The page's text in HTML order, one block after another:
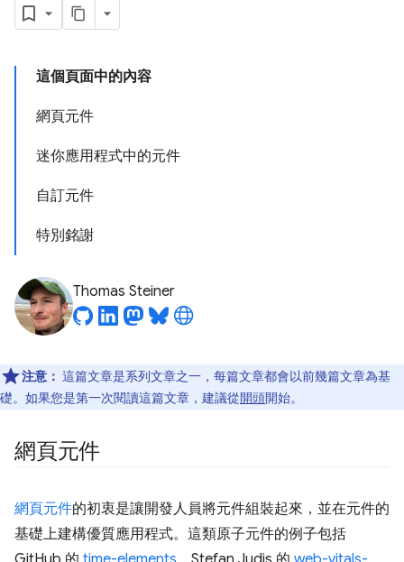
這個頁面中的內容
網頁元件
迷你應用程式中的元件
自訂元件
特別銘謝
Thomas Steiner
注意： 這篇文章是系列文章之一，每篇文章都會以前幾篇文章為基
礎。如果您是第一次閱讀這篇文章，建議從開頭開始。
網頁元件
網頁元件的初衷是讓開發人員將元件組裝起來，並在元件的
基礎上建構優質應用程式。這類原子元件的例子包括